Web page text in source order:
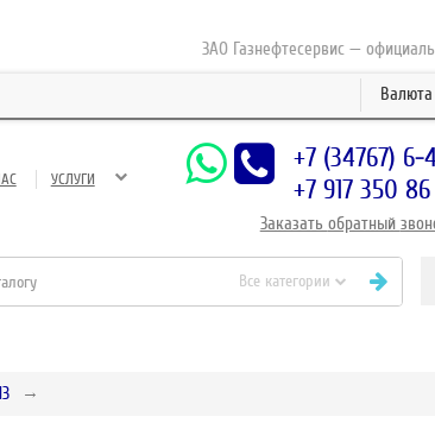
ЗАО Газнефтесервис — официальный
Валюта
УСЛУГИ
+7 (34767) 6-
+7 917 350 86
Заказать обратный
Все категории